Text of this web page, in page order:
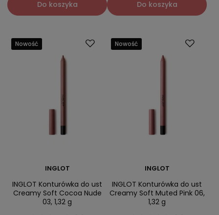
Do koszyka Do koszyka
Nowość
INGLOT
INGLOT Konturówka do ust
Creamy Soft Cocoa Nude
03, 1,32 g
Nowość
INGLOT
INGLOT Konturówka do ust
Creamy Soft Muted Pink 06,
1,32 g